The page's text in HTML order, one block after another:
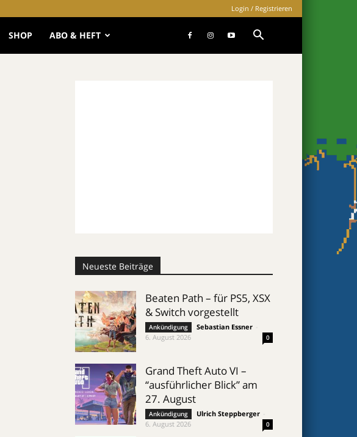
Login / Registrieren
SHOP ABO & HEFT
Neueste Beiträge
Beaten Path – für PS5, XSX
& Switch vorgestellt
Ankündigung Sebastian Essner
6. August 2026
0
Grand Theft Auto VI –
“ausführlicher Blick” am
27. August
Ankündigung Ulrich Steppberger
6. August 2026
0